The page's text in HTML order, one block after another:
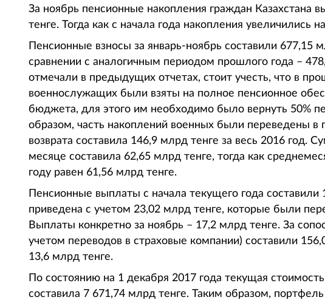
За ноябрь пенсионные накопления граждан Казахстана
тенге. Тогда как с начала года накопления увеличились
Пенсионные взносы за январь-ноябрь составили 677,15
сравнении с аналогичным периодом прошлого года –
отмечали в предыдущих отчетах, стоит учесть, что в
военнослужащих были взяты на полное пенсионное
бюджета, для этого им необходимо было вернуть 50%
образом, часть накоплений военных были переведены
возврата составила 146,9 млрд тенге за весь 2016 год.
месяце составила 62,65 млрд тенге, тогда как
году равен 61,56 млрд тенге.
Пенсионные выплаты с начала текущего года
приведена с учетом 23,02 млрд тенге, которые были
Выплаты конкретно за ноябрь – 17,2 млрд тенге. За
учетом переводов в страховые компании) составили
13,6 млрд тенге.
По состоянию на 1 декабря 2017 года текущая
составила 7 671,74 млрд тенге. Таким образом,